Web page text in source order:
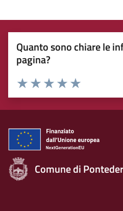
Quanto sono chiare le
pagina?
Rating:
Valuta 5 stelle
Valuta 4 stelle su 5
Valuta 3 stelle su 5
Valuta 2 stelle su 5
Valuta 1 stelle su 5
Comune di